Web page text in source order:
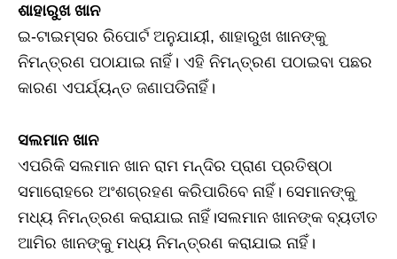
ଶାହାରୁଖ ଖାନ
ଇ-ଟାଇମ୍ସର ରିପୋର୍ଟ ଅନୁଯାୟୀ, ଶାହାରୁଖ ଖାନଙ୍କୁ
ନିମନ୍ତ୍ରଣ ପଠାଯାଇ ନାହିଁ। ଏହି ନିମନ୍ତ୍ରଣ ପଠାଇବା ପଛର
କାରଣ ଏପର୍ଯ୍ୟନ୍ତ ଜଣାପଡିନାହିଁ।
ସଲମାନ ଖାନ
ଏପରିକି ସଲମାନ ଖାନ ରାମ ମନ୍ଦିର ପ୍ରାଣ ପ୍ରତିଷ୍ଠା
ସମାରୋହରେ ଅଂଶଗ୍ରହଣ କରିପାରିବେ ନାହିଁ। ସେମାନଙ୍କୁ
ମଧ୍ୟ ନିମନ୍ତ୍ରଣ କରାଯାଇ ନାହିଁ।ସଲମାନ ଖାନଙ୍କ ବ୍ୟତୀତ
ଆମିର ଖାନଙ୍କୁ ମଧ୍ୟ ନିମନ୍ତ୍ରଣ କରାଯାଇ ନାହିଁ।